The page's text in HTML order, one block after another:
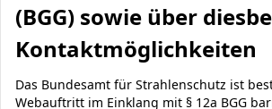
(BGG) sowie über
Kontaktmöglichkeiten
Das Bundesamt für Strahlenschutz ist
Webauftritt im Einklang mit § 12a BGG